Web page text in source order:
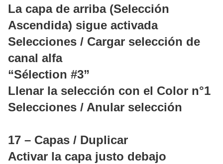
La capa de arriba (Selección
Ascendida) sigue activada
Selecciones / Cargar selección de
canal alfa
“Sélection #3”
Llenar la selección con el Color n°1
Selecciones / Anular selección
17 – Capas / Duplicar
Activar la capa justo debajo